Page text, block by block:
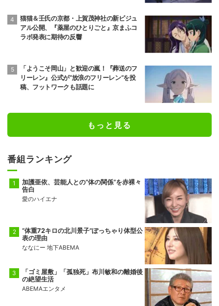
猫猫＆壬氏の京都・上賀茂神社の新ビジュ
アル公開、『薬屋のひとりごと』京まふコ
ラボ発表に期待の反響
「ようこそ岡山」と歓迎の嵐！『葬送のフ
リーレン』公式が“放浪のフリーレン”を投
稿、フットワークも話題に
もっと見る
番組ランキング
加護亜依、芸能人との“体の関係”を赤裸々
告白
愛のハイエナ
“体重72キロの北川景子”ぽっちゃり体型公
表の理由
ななにー 地下ABEMA
「ゴミ屋敷」「孤独死」布川敏和の離婚後
の絶望生活
ABEMAエンタメ